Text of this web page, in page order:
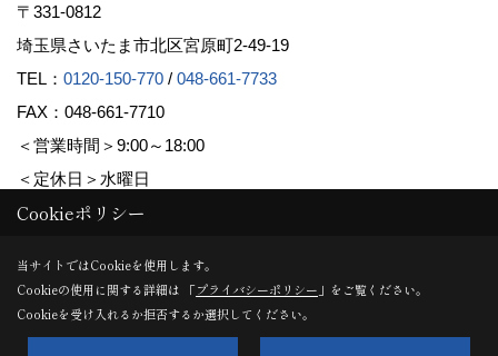
〒331-0812
埼玉県さいたま市北区宮原町2-49-19
TEL： 0120-150-770 / 048-661-7733
FAX：048-661-7710
＜営業時間＞9:00～18:00
＜定休日＞水曜日
Copyright (c) Sanko Soflan Corporation. All Rights Reserved.
Produced byゴデスクリエイト
Cookieポリシー
当サイトではCookieを使用します。
Cookieの使用に関する詳細は 「プライバシーポリシー 」をご覧ください。
Cookieを受け入れるか拒否するか選択してください。